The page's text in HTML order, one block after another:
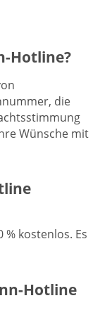
Hotline?
die
Wünsche mit
kostenlos. Es
Hotline